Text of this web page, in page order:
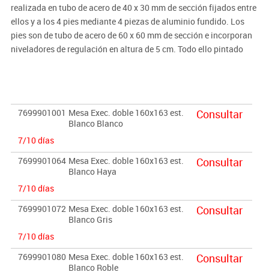
realizada en tubo de acero de 40 x 30 mm de sección fijados entre
ellos y a los 4 pies mediante 4 piezas de aluminio fundido. Los
pies son de tubo de acero de 60 x 60 mm de sección e incorporan
niveladores de regulación en altura de 5 cm. Todo ello pintado
Roble.
· Soporte de CPU metálico
· Faldón metálico(Ver producto)
· Separador de melamina(Ver producto)
· Sistema de electrificación
7699901001 Mesa Exec. doble 160x163 est.
Blanco Blanco
7/10 días
Consultar
7699901064 Mesa Exec. doble 160x163 est.
Blanco Haya
7/10 días
Consultar
7699901072 Mesa Exec. doble 160x163 est.
Blanco Gris
7/10 días
Consultar
7699901080 Mesa Exec. doble 160x163 est.
Blanco Roble
Consultar